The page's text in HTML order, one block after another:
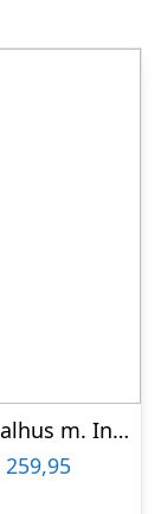
Jeva Penalhus m. Indhold – Twozip – Rainbow Mermaid
259,95